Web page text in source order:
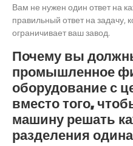
Вам не нужен один ответ на
правильный ответ на задачу,
ограничивает ваш завод.
Почему вы
промышленное
оборудование с
вместо того,
машину решать
разделения